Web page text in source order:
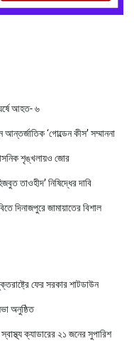
আহত- ৬
‘গোল্ডেন কীস’ সম্মাননা
শৃঙ্খলায়ও জোর
তাওহীদ’ নিষিদ্ধের দাবি
দিনাজপুরে জামায়াতের বিশাল
ফের সরকার শাটডাউন
অনুষ্ঠিত
ক্যাডারের ২১ জনের সুপারিশ